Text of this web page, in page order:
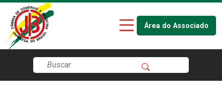
Área do Associado